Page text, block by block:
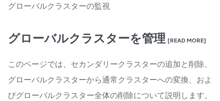
グローバルクラスターの監視
グローバルクラスターを管理 [READ MORE]
このページでは、セカンダリークラスターの追加と削除、
グローバルクラスターから通常クラスターへの変換、およ
びグローバルクラスター全体の削除について説明します。